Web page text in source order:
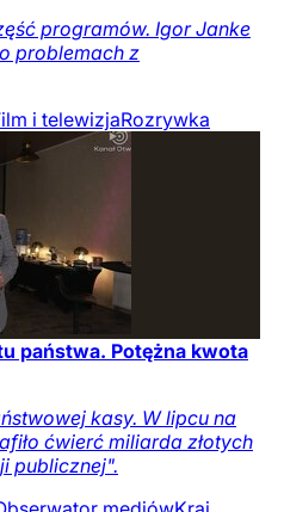
programów. Igor Janke
problemach z
i telewizjaRozrywka
państwa. Potężna kwota
kasy. W lipcu na
ćwierć miliarda złotych
publicznej".